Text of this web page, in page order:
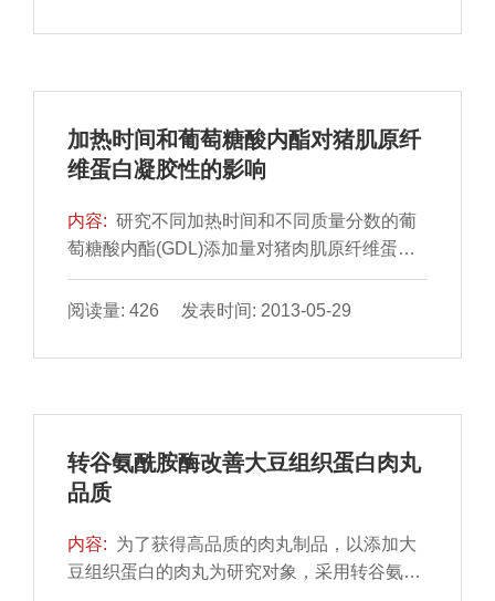
加热时间和葡萄糖酸内酯对猪肌原纤
维蛋白凝胶性的影响
内容: 研究不同加热时间和不同质量分数的葡
萄糖酸内酯(GDL)添加量对猪肉肌原纤维蛋白
凝胶特性的影响。结果表明：GDL质量分数
1.5%～2.0%，加热时间30min时凝胶的保水
时，加热30min后凝胶的白度值降到了最低
0.05)，但随着GDL质量分数的增加，凝胶弹性
最好并趋于平稳。
阅读量: 426 发表时间: 2013-05-29
转谷氨酰胺酶改善大豆组织蛋白肉丸
品质
内容: 为了获得高品质的肉丸制品，以添加大
豆组织蛋白的肉丸为研究对象，采用转谷氨酰